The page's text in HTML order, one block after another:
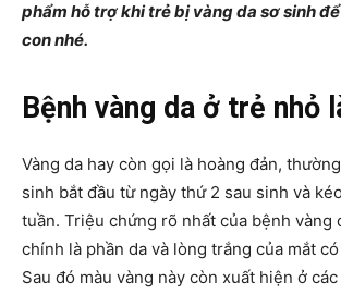
phẩm hỗ trợ khi trẻ bị vàng da sơ sinh
con nhé.
Bệnh vàng da ở trẻ nhỏ
Vàng da hay còn gọi là hoàng đản,
sinh bắt đầu từ ngày thứ 2 sau sinh và
tuần. Triệu chứng rõ nhất của bệnh vàng
chính là phần da và lòng trắng của mắt
Sau đó màu vàng này còn xuất hiện ở